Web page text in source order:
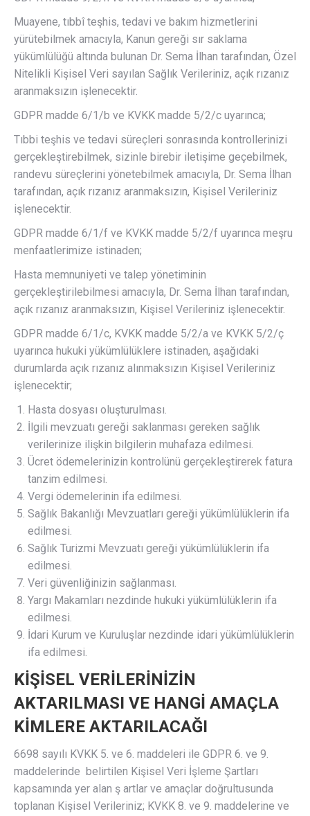
Muayene, tıbbî teşhis, tedavi ve bakım hizmetlerini
yürütebilmek amacıyla, Kanun gereği sır saklama
yükümlülüğü altında bulunan Dr. Sema İlhan tarafından, Özel
Nitelikli Kişisel Veri sayılan Sağlık Verileriniz, açık rızanız
aranmaksızın işlenecektir.
GDPR madde 6/1/b ve KVKK madde 5/2/c uyarınca;
Tıbbi teşhis ve tedavi süreçleri sonrasında kontrollerinizi
gerçekleştirebilmek, sizinle birebir iletişime geçebilmek,
randevu süreçlerini yönetebilmek amacıyla, Dr. Sema İlhan
tarafından, açık rızanız aranmaksızın, Kişisel Verileriniz
işlenecektir.
GDPR madde 6/1/f ve KVKK madde 5/2/f uyarınca meşru
menfaatlerimize istinaden;
Hasta memnuniyeti ve talep yönetiminin
gerçekleştirilebilmesi amacıyla, Dr. Sema İlhan tarafından,
açık rızanız aranmaksızın, Kişisel Verileriniz işlenecektir.
GDPR madde 6/1/c, KVKK madde 5/2/a ve KVKK 5/2/ç
uyarınca hukuki yükümlülüklere istinaden, aşağıdaki
durumlarda açık rızanız alınmaksızın Kişisel Verileriniz
işlenecektir;
Hasta dosyası oluşturulması.
İlgili mevzuatı gereği saklanması gereken sağlık
verilerinize ilişkin bilgilerin muhafaza edilmesi.
Ücret ödemelerinizin kontrolünü gerçekleştirerek fatura
tanzim edilmesi.
Vergi ödemelerinin ifa edilmesi.
Sağlık Bakanlığı Mevzuatları gereği yükümlülüklerin ifa
edilmesi.
Sağlık Turizmi Mevzuatı gereği yükümlülüklerin ifa
edilmesi.
Veri güvenliğinizin sağlanması.
Yargı Makamları nezdinde hukuki yükümlülüklerin ifa
edilmesi.
İdari Kurum ve Kuruluşlar nezdinde idari yükümlülüklerin
ifa edilmesi.
KİŞİSEL VERİLERİNİZİN
AKTARILMASI VE HANGİ AMAÇLA
KİMLERE AKTARILACAĞI
6698 sayılı KVKK 5. ve 6. maddeleri ile GDPR 6. ve 9.
maddelerinde belirtilen Kişisel Veri İşleme Şartları
kapsamında yer alan ş artlar ve amaçlar doğrultusunda
toplanan Kişisel Verileriniz; KVKK 8. ve 9. maddelerine ve